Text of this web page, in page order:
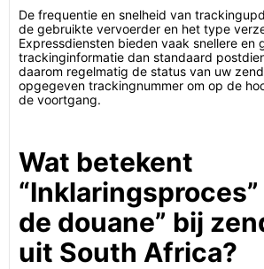
De frequentie en snelheid van
de gebruikte vervoerder en het type
Expressdiensten bieden vaak snellere en
trackinginformatie dan standaard
daarom regelmatig de status van uw
opgegeven trackingnummer om op de
de voortgang.
Wat betekent
“Inklaringsproces”
de douane” bij
uit South Africa?